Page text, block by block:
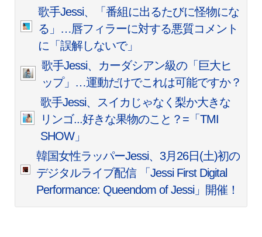
歌手Jessi、「番組に出るたびに怪物にな
る」…唇フィラーに対する悪質コメント
に「誤解しないで」
歌手Jessi、カーダシアン級の「巨大ヒ
ップ」…運動だけでこれは可能ですか？
歌手Jessi、スイカじゃなく梨か大きな
リンゴ...好きな果物のこと？=「TMI
SHOW」
韓国女性ラッパーJessi、3月26日(土)初の
デジタルライブ配信 「Jessi First Digital
Performance: Queendom of Jessi」開催！